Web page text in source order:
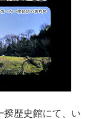
揆歴史館にて、い